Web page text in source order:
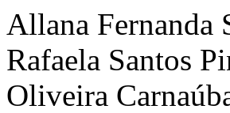
Allana Fernanda
Rafaela Santos
Oliveira